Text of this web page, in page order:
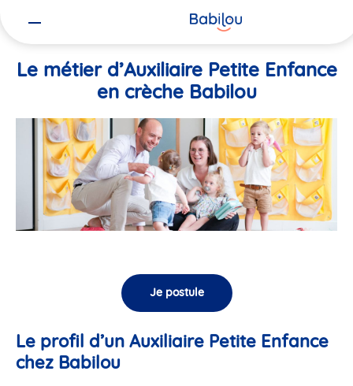
Le métier d’Auxiliaire Petite Enfance
en crèche Babilou
Je postule
Le profil d’un Auxiliaire Petite Enfance
chez Babilou